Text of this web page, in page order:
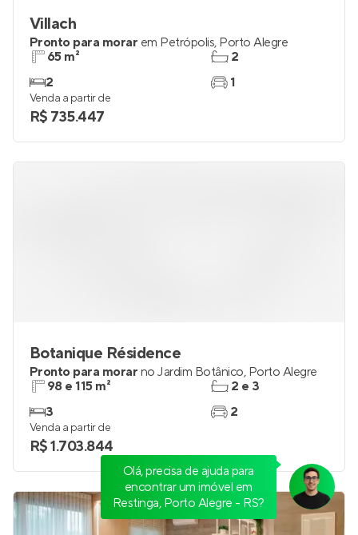
Villach
Pronto para morar em Petrópolis, Porto Alegre
65 m²
2
2
1
Venda a partir de
R$ 735.447
Botanique Résidence
Pronto para morar no Jardim Botânico, Porto Alegre
98 e 115 m²
3
2 e 3
2
Venda a partir de
R$ 1.703.844
Olá, precisa de ajuda para
encontrar um imóvel em
Restinga, Porto Alegre - RS?